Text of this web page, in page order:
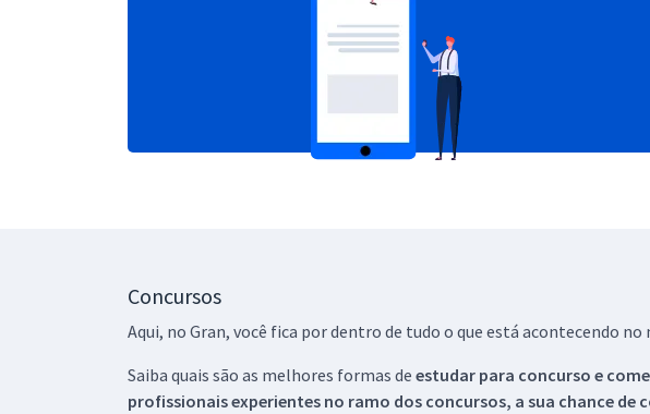
Concursos
Aqui, no Gran, você fica por dentro de tudo o que está acontecendo no
Saiba quais são as melhores formas de estudar para concurso e
profissionais experientes no ramo dos concursos, a sua chance de